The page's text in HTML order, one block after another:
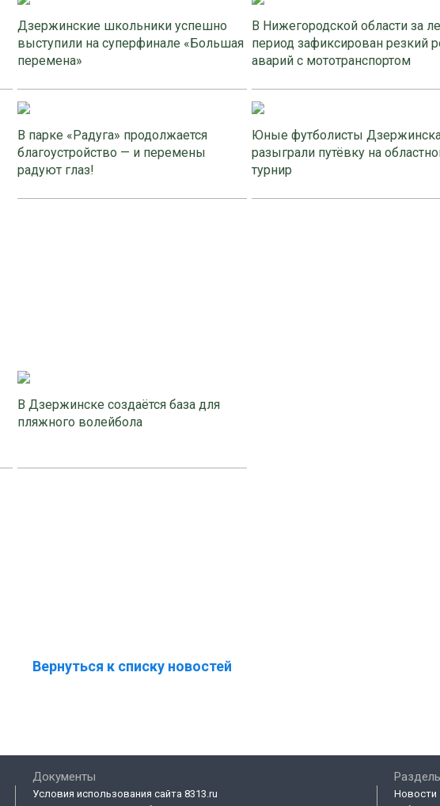
Дзержинские школьники успешно
выступили на суперфинале «Большая
перемена»
В Нижегородской области за
период зафиксирован резкий
аварий с мототранспортом
В парке «Радуга» продолжается
благоустройство — и перемены
радуют глаз!
Юные футболисты
разыграли путёвку на
турнир
В Дзержинске создаётся база для
пляжного волейбола
Вернуться к списку новостей
Документы
Условия использования сайта 8313.ru
Новости